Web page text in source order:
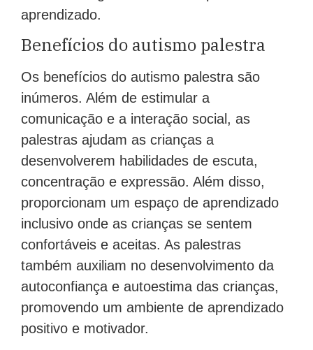
aprendizado.
Benefícios do autismo palestra
Os benefícios do autismo palestra são
inúmeros. Além de estimular a
comunicação e a interação social, as
palestras ajudam as crianças a
desenvolverem habilidades de escuta,
concentração e expressão. Além disso,
proporcionam um espaço de aprendizado
inclusivo onde as crianças se sentem
confortáveis e aceitas. As palestras
também auxiliam no desenvolvimento da
autoconfiança e autoestima das crianças,
promovendo um ambiente de aprendizado
positivo e motivador.